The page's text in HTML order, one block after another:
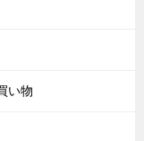
い物